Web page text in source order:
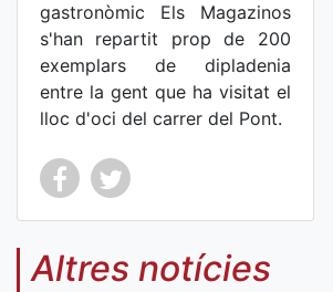
gastronòmic Els Magazinos
s'han repartit prop de 200
exemplars de dipladenia
entre la gent que ha visitat el
lloc d'oci del carrer del Pont.
Co
mp
Co
mp
Altres notícies